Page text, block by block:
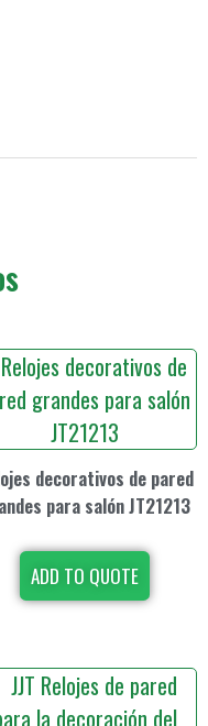
decorativos de pared
para salón JT21213
ADD TO QUOTE